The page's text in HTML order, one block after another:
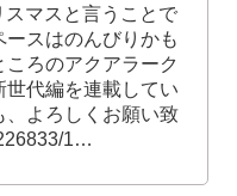
スマスと言うことで
ースはのんびりかも
ろのアクアラーク
代編を連載してい
、よろしくお願い致
1…